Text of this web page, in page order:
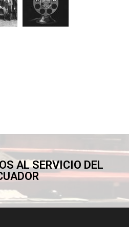
AL SERVICIO DEL